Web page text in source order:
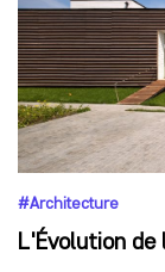
#Architecture
L'Évolution